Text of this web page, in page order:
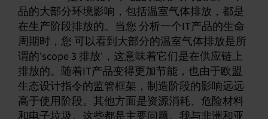
品的大部分环境影响，包括温室气体排放，都是
在生产阶段排放的。当您 分析一个IT产品的生命
周期时，您 可以看到大部分的温室气体排放是所
谓的'scope 3 排放'，这意味着它们是在供应链上
排放的。随着IT产品变得更加节能，也由于欧盟
生态设计指令的监管框架，制造阶段的影响远远
高于使用阶段。其他方面是资源消耗、危险材料